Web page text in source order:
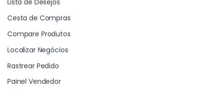
Lista de Desejos
Cesta de Compras
Compare Produtos
Localizar Negócios
Rastrear Pedido
Painel Vendedor